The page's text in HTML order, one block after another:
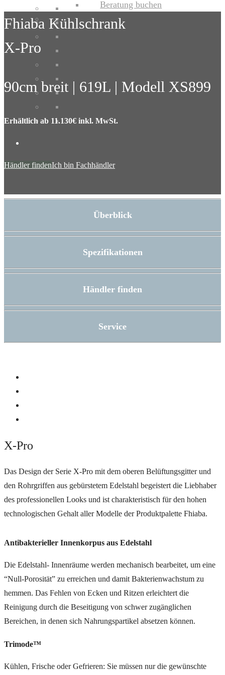
Beratung buchen
Fhiaba Kühlschrank
X-Pro
90cm breit | 619L | Modell XS899
Erhältlich ab 11.130€ inkl. MwSt.
Händler findenIch bin Fachhändler
Überblick
Spezifikationen
Händler finden
Service
X-Pro
Das Design der Serie X-Pro mit dem oberen Belüftungsgitter und
den Rohrgriffen aus gebürstetem Edelstahl begeistert die Liebhaber
des professionellen Looks und ist charakteristisch für den hohen
technologischen Gehalt aller Modelle der Produktpalette Fhiaba.
Antibakterieller Innenkorpus aus Edelstahl
Die Edelstahl- Innenräume werden mechanisch bearbeitet, um eine
“Null-Porosität” zu erreichen und damit Bakterienwachstum zu
hemmen. Das Fehlen von Ecken und Ritzen erleichtert die
Reinigung durch die Beseitigung von schwer zugänglichen
Bereichen, in denen sich Nahrungspartikel absetzen können.
Trimode™
Kühlen, Frische oder Gefrieren: Sie müssen nur die gewünschte